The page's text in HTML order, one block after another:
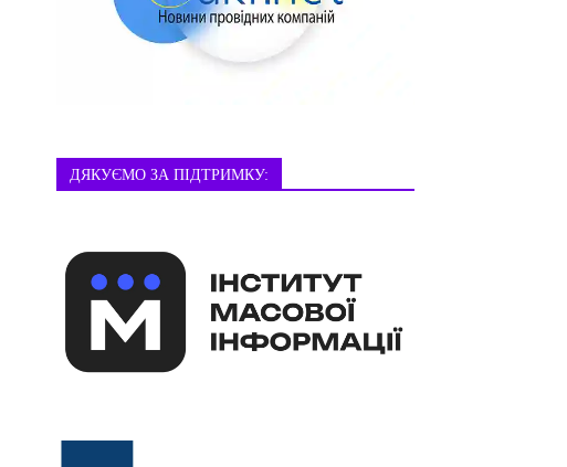
ДЯКУЄМО ЗА ПІДТРИМКУ: